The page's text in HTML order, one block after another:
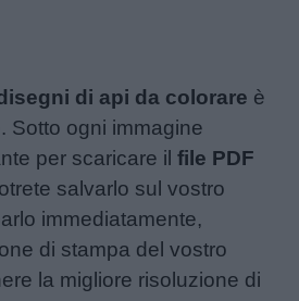
di api da colorare è
Sotto ogni immagine
per scaricare ilfile PDF
salvarlo sul vostro
immediatamente,
di stampa del vostro
la migliore risoluzione di